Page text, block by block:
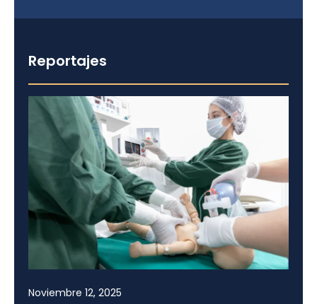
Reportajes
Noviembre 12, 2025